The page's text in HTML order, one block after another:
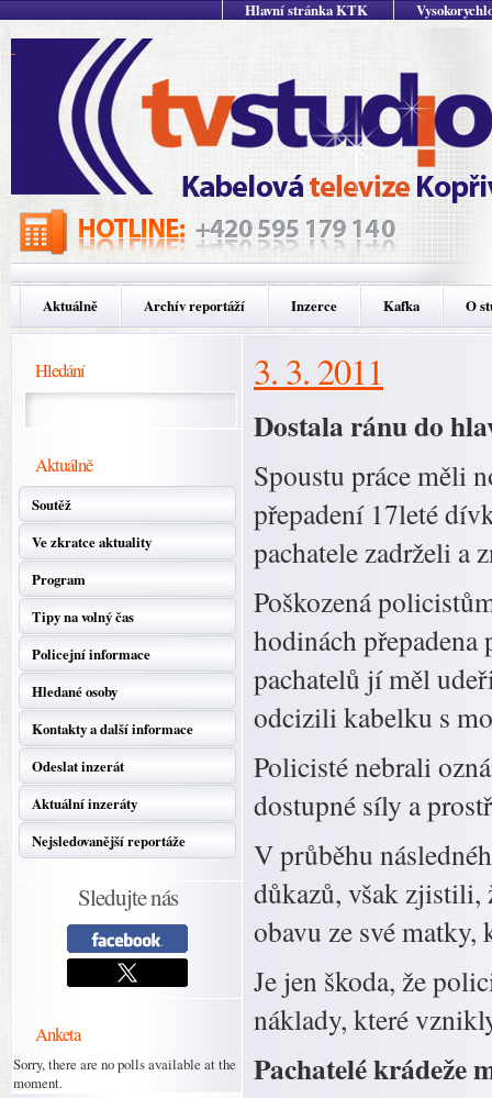
Hlavní stránka KTK
Aktuálně Archív reportáží Inzerce Kafka O
Hledání
Aktuálně
Soutěž
Ve zkratce aktuality
Program
Tipy na volný čas
Policejní informace
Hledané osoby
Kontakty a další informace
Odeslat inzerát
Aktuální inzeráty
Nejsledovanější reportáže
Sledujte nás
Anketa
Sorry, there are no polls available at the
moment.
3. 3. 2011
Dostala ránu do
Spoustu práce měli
přepadení 17leté
pachatele zadrželi a
Poškozená
hodinách přepadena
pachatelů jí měl
odcizili kabelku s
Policisté nebrali
dostupné síly a
V průběhu
důkazů, však zjistili,
obavu ze své
Je jen škoda, že
náklady, které
Pachatelé krádeže